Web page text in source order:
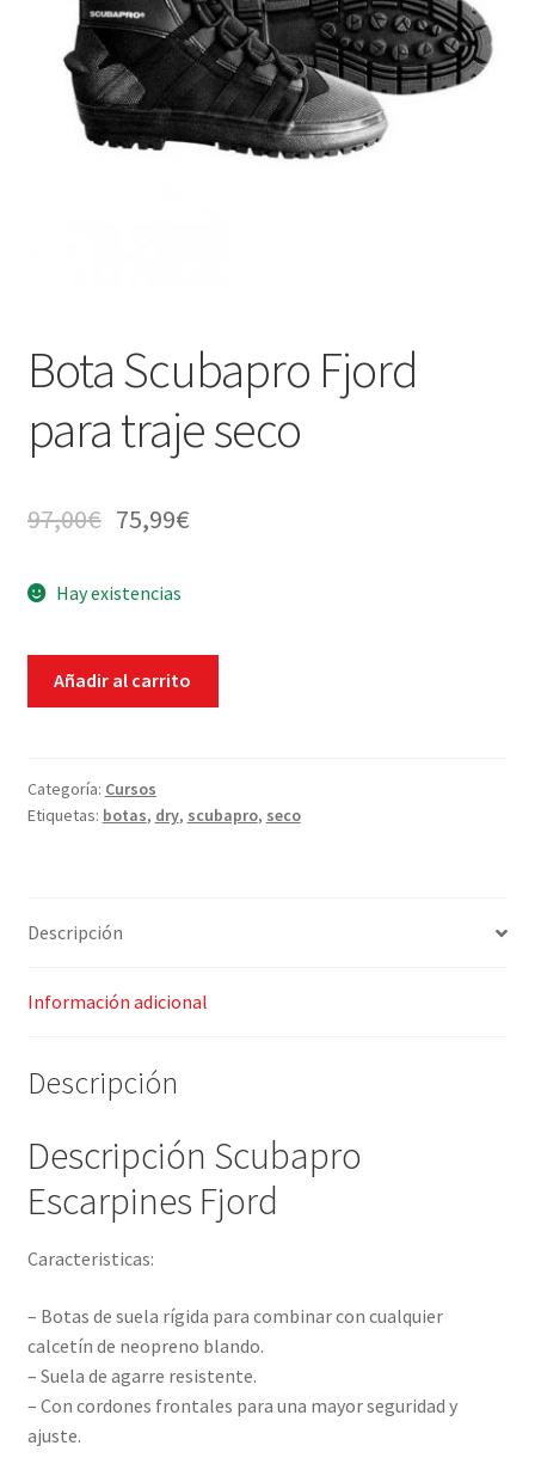
WEB YOBUCEO
Bota Scubapro Fjord
para traje seco
97,00€ 75,99€
Hay existencias
traje
seco
Añadir al carrito
Categoría: Cursos
Etiquetas: botas, dry, scubapro, seco
Descripción
Información adicional
Descripción
Descripción Scubapro
Escarpines Fjord
Caracteristicas:
– Botas de suela rígida para combinar con cualquier
calcetín de neopreno blando.
– Suela de agarre resistente.
– Con cordones frontales para una mayor seguridad y
ajuste.